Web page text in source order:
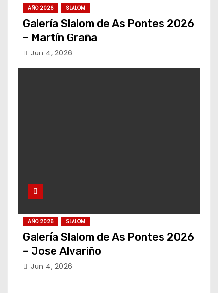
AÑO 2026 SLALOM
Galería Slalom de As Pontes 2026
– Martín Graña
Jun 4, 2026
AÑO 2026 SLALOM
Galería Slalom de As Pontes 2026
– Jose Alvariño
Jun 4, 2026